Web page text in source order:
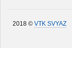
2018 © VTK SVYAZ